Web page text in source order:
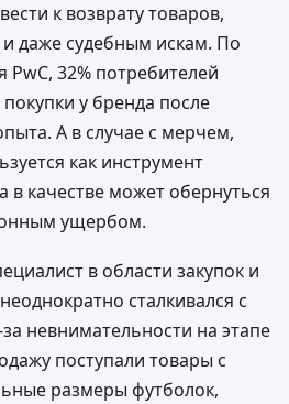
к возврату товаров,
даже судебным искам. По
PwC, 32% потребителей
у бренда после
А в случае с мерчем,
как инструмент
качестве может обернуться
ущербом.
в области закупок и
сталкивался с
невнимательности на этапе
поступали товары с
размеры футболок,